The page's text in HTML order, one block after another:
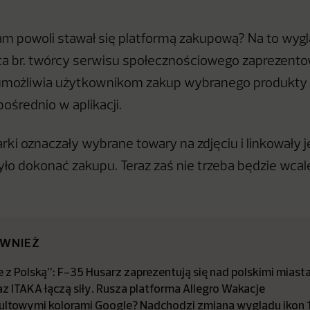
powoli stawał się platformą zakupową? Na to
br. twórcy serwisu społecznościowego
użytkownikom zakup wybranego
w aplikacji.
oznaczały wybrane towary na zdjęciu i linkowały
dokonać zakupu. Teraz zaś nie trzeba będzie
z Polską”: F-35 Husarz zaprezentują się nad polskimi
ITAKA łączą siły. Rusza platforma Allegro Wakacje
kolorami Google? Nadchodzi zmiana wyglądu ikon